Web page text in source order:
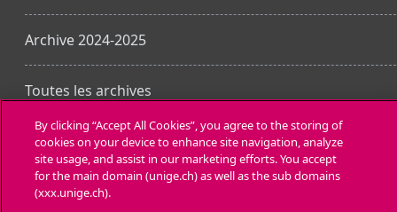
Archive 2024-2025
Toutes les archives
Obtenir l’app mobile
By clicking “Accept All Cookies”, you agree to the storing of
cookies on your device to enhance site navigation, analyze
site usage, and assist in our marketing efforts. You accept
for the main domain (unige.ch) as well as the sub domains
(xxx.unige.ch).